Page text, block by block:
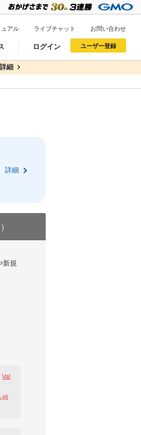
アル ライブチャット お問い合わせ
ログイン ユーザー登録
細
詳細
新規
Val
紐